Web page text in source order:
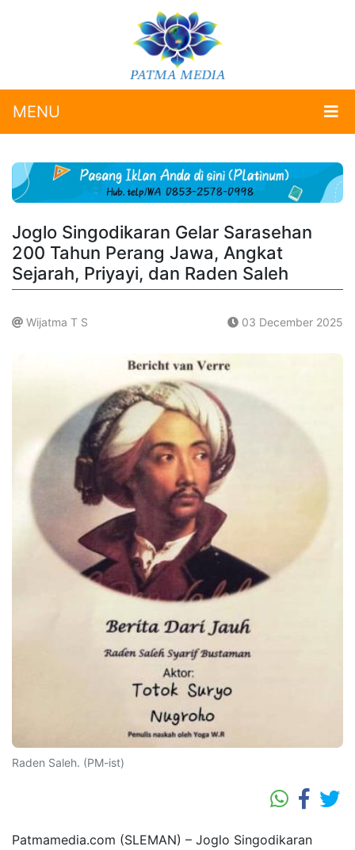
MENU
Joglo Singodikaran Gelar Sarasehan
200 Tahun Perang Jawa, Angkat
Sejarah, Priyayi, dan Raden Saleh
Wijatma T S 03 December 2025
Raden Saleh. (PM-ist)
Patmamedia.com (SLEMAN) – Joglo Singodikaran